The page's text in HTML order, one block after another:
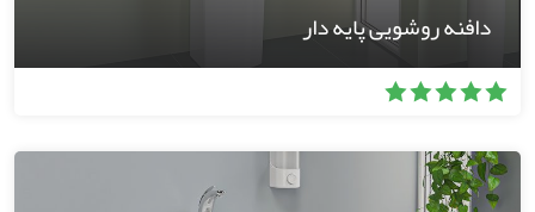
دافنه روشویی پایه دار